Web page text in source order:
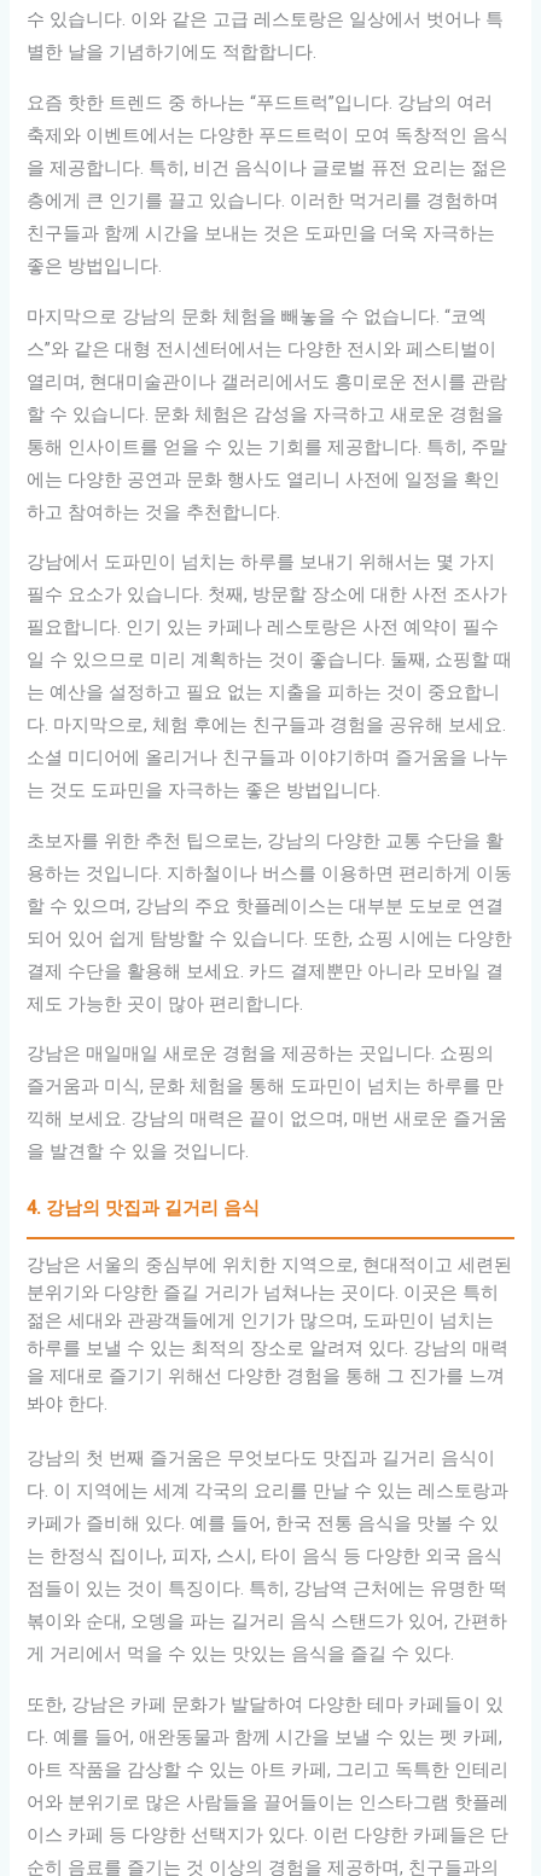
수 있습니다. 이와 같은 고급 레스토랑은 일상에서 벗어나 특
별한 날을 기념하기에도 적합합니다.
요즘 핫한 트렌드 중 하나는 “푸드트럭”입니다. 강남의 여러
축제와 이벤트에서는 다양한 푸드트럭이 모여 독창적인 음식
을 제공합니다. 특히, 비건 음식이나 글로벌 퓨전 요리는 젊은
층에게 큰 인기를 끌고 있습니다. 이러한 먹거리를 경험하며
친구들과 함께 시간을 보내는 것은 도파민을 더욱 자극하는
좋은 방법입니다.
마지막으로 강남의 문화 체험을 빼놓을 수 없습니다. “코엑
스”와 같은 대형 전시센터에서는 다양한 전시와 페스티벌이
열리며, 현대미술관이나 갤러리에서도 흥미로운 전시를 관람
할 수 있습니다. 문화 체험은 감성을 자극하고 새로운 경험을
통해 인사이트를 얻을 수 있는 기회를 제공합니다. 특히, 주말
에는 다양한 공연과 문화 행사도 열리니 사전에 일정을 확인
하고 참여하는 것을 추천합니다.
강남에서 도파민이 넘치는 하루를 보내기 위해서는 몇 가지
필수 요소가 있습니다. 첫째, 방문할 장소에 대한 사전 조사가
필요합니다. 인기 있는 카페나 레스토랑은 사전 예약이 필수
일 수 있으므로 미리 계획하는 것이 좋습니다. 둘째, 쇼핑할 때
는 예산을 설정하고 필요 없는 지출을 피하는 것이 중요합니
다. 마지막으로, 체험 후에는 친구들과 경험을 공유해 보세요.
소셜 미디어에 올리거나 친구들과 이야기하며 즐거움을 나누
는 것도 도파민을 자극하는 좋은 방법입니다.
초보자를 위한 추천 팁으로는, 강남의 다양한 교통 수단을 활
용하는 것입니다. 지하철이나 버스를 이용하면 편리하게 이동
할 수 있으며, 강남의 주요 핫플레이스는 대부분 도보로 연결
되어 있어 쉽게 탐방할 수 있습니다. 또한, 쇼핑 시에는 다양한
결제 수단을 활용해 보세요. 카드 결제뿐만 아니라 모바일 결
제도 가능한 곳이 많아 편리합니다.
강남은 매일매일 새로운 경험을 제공하는 곳입니다. 쇼핑의
즐거움과 미식, 문화 체험을 통해 도파민이 넘치는 하루를 만
끽해 보세요. 강남의 매력은 끝이 없으며, 매번 새로운 즐거움
을 발견할 수 있을 것입니다.
4. 강남의 맛집과 길거리 음식
강남은 서울의 중심부에 위치한 지역으로, 현대적이고 세련된
분위기와 다양한 즐길 거리가 넘쳐나는 곳이다. 이곳은 특히
젊은 세대와 관광객들에게 인기가 많으며, 도파민이 넘치는
하루를 보낼 수 있는 최적의 장소로 알려져 있다. 강남의 매력
을 제대로 즐기기 위해선 다양한 경험을 통해 그 진가를 느껴
봐야 한다.
강남의 첫 번째 즐거움은 무엇보다도 맛집과 길거리 음식이
다. 이 지역에는 세계 각국의 요리를 만날 수 있는 레스토랑과
카페가 즐비해 있다. 예를 들어, 한국 전통 음식을 맛볼 수 있
는 한정식 집이나, 피자, 스시, 타이 음식 등 다양한 외국 음식
점들이 있는 것이 특징이다. 특히, 강남역 근처에는 유명한 떡
볶이와 순대, 오뎅을 파는 길거리 음식 스탠드가 있어, 간편하
게 거리에서 먹을 수 있는 맛있는 음식을 즐길 수 있다.
또한, 강남은 카페 문화가 발달하여 다양한 테마 카페들이 있
다. 예를 들어, 애완동물과 함께 시간을 보낼 수 있는 펫 카페,
아트 작품을 감상할 수 있는 아트 카페, 그리고 독특한 인테리
어와 분위기로 많은 사람들을 끌어들이는 인스타그램 핫플레
이스 카페 등 다양한 선택지가 있다. 이런 다양한 카페들은 단
순히 음료를 즐기는 것 이상의 경험을 제공하며, 친구들과의